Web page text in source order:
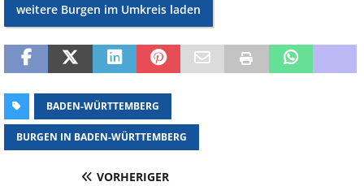
weitere Burgen im Umkreis laden
BADEN-WÜRTTEMBERG
BURGEN IN BADEN-WÜRTTEMBERG
VORHERIGER